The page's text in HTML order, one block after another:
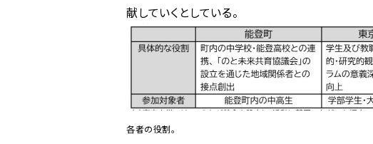
献していくとしている。
各者の役割。